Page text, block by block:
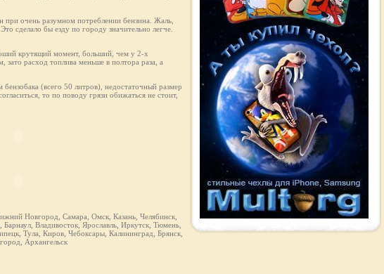
при очень разумном потреблении бензина. Жаль,
сделало бы езду по городу значительно легче.
крутящий момент, больший, чем у 2-х
зато расход топлива меньше в полтора раза, а
(всего 50 литров), недостаточный размер
то по поводу грязи обижаться не стоит,
Новгород, Самара, Омск, Казань, Челябинск,
Владивосток, Ярославль, Иркутск, Тюмень,
Тула, Киров, Чебоксары, Калининград, Брянск,
Архангельск